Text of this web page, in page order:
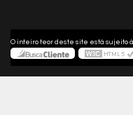
O inteiro teor deste site está sujeito